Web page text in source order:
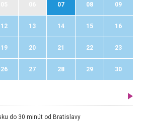
07 08 09
12 13 14 15 16
19 20 21 22 23
26 27 28 29 30
do 30 minút od Bratislavy